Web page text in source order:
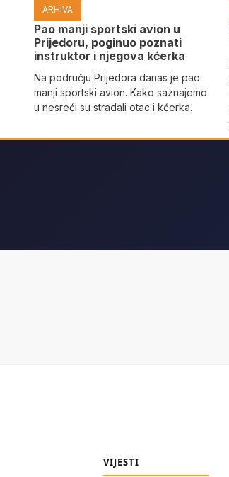
ARHIVA
Pao manji sportski avion u
Prijedoru, poginuo poznati
instruktor i njegova kćerka
Na području Prijedora danas je pao
manji sportski avion. Kako saznajemo
u nesreći su stradali otac i kćerka.
VIJESTI